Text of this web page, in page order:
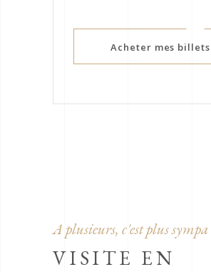
Acheter mes billets
A plusieurs, c'est plus
VISITE EN